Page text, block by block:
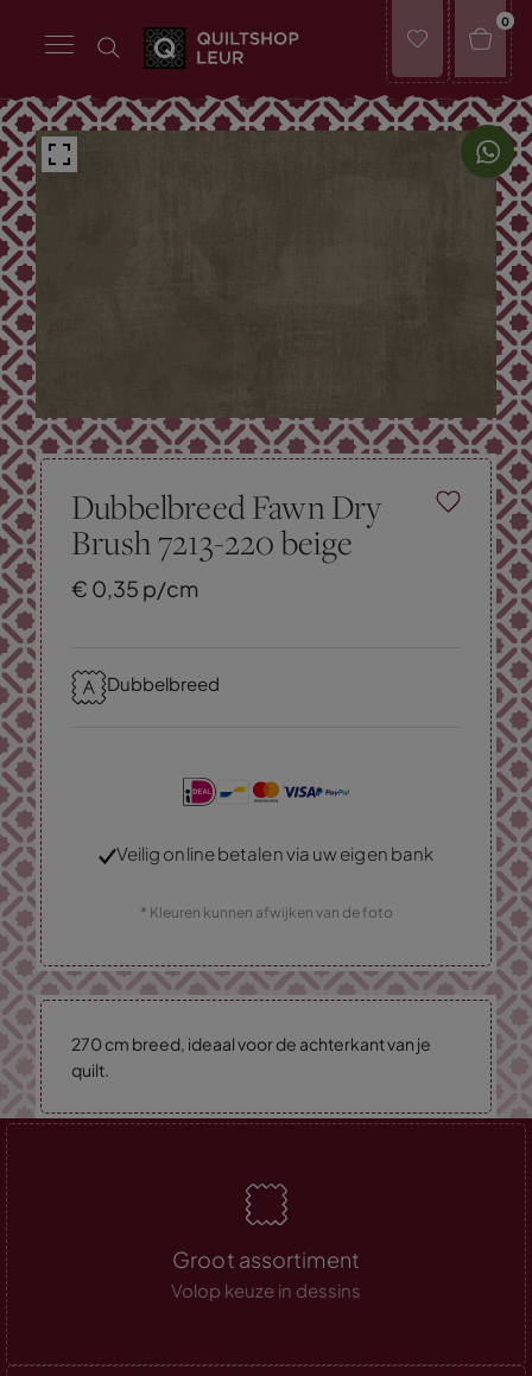
0
Dubbelbreed Fawn Dry
Brush 7213-220 beige
€ 0,35 p/cm
Dubbelbreed
Veilig online betalen via uw eigen bank
* Kleuren kunnen afwijken van de foto
270 cm breed, ideaal voor de achterkant van je
quilt.
Groot assortiment
Volop keuze in dessins